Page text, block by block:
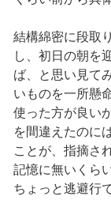
結構綿密に段取
し、初日の朝を
ば、と思い見て
いものを一所懸
使った方が良い
を間違えたのに
ことが、指摘さ
記憶に無いくら
ちょっと逃避行